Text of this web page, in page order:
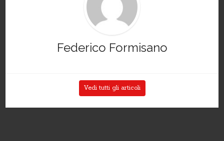
Federico Formisano
Vedi tutti gli articoli